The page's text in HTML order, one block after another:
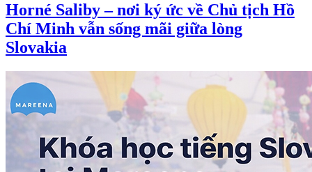
Horné Saliby – nơi ký ức về Chủ tịch Hồ
Chí Minh vẫn sống mãi giữa lòng
Slovakia